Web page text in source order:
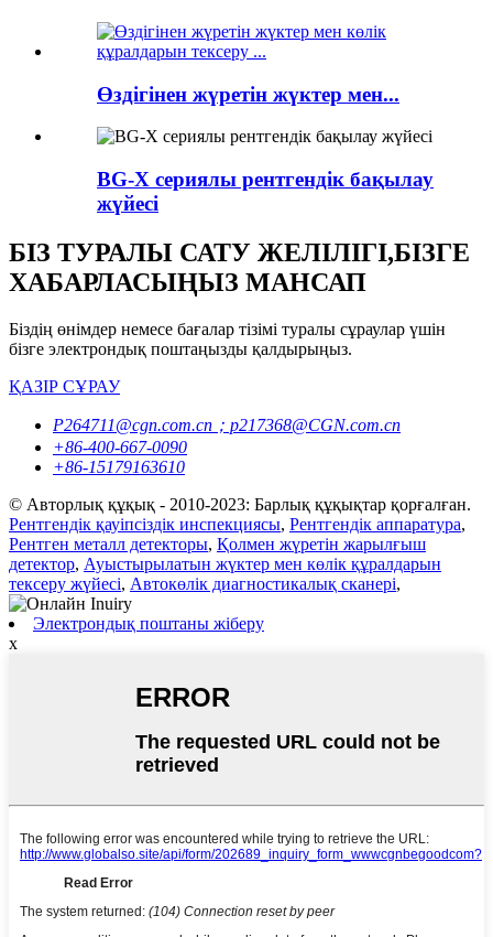
Өздігінен жүретін жүктер мен...
BG-X сериялы рентгендік бақылау
жүйесі
БІЗ ТУРАЛЫ САТУ ЖЕЛІЛІГІ,БІЗГЕ
ХАБАРЛАСЫҢЫЗ МАНСАП
Біздің өнімдер немесе бағалар тізімі туралы сұраулар үшін
бізге электрондық поштаңызды қалдырыңыз.
ҚАЗІР СҰРАУ
P264711@cgn.com.cn；p217368@CGN.com.cn
+86-400-667-0090
+86-15179163610
© Авторлық құқық - 2010-2023: Барлық құқықтар қорғалған.
Рентгендік қауіпсіздік инспекциясы, Рентгендік аппаратура,
Рентген металл детекторы, Қолмен жүретін жарылғыш
детектор, Ауыстырылатын жүктер мен көлік құралдарын
тексеру жүйесі, Автокөлік диагностикалық сканері,
Электрондық поштаны жіберу
x